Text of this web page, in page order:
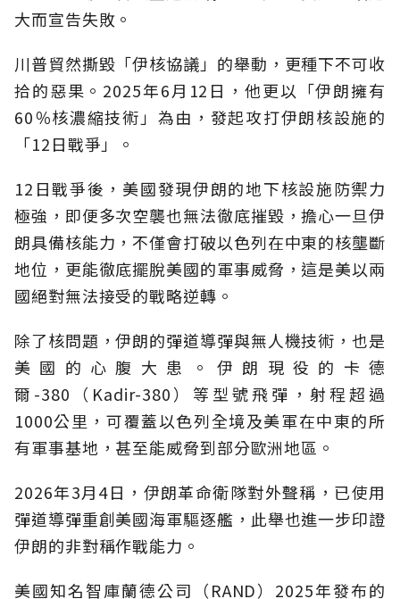
大而宣告失敗。
川普貿然撕毀「伊核協議」的舉動，更種下不可收
拾的惡果。2025年6月12日，他更以「伊朗擁有
60％核濃縮技術」為由，發起攻打伊朗核設施的
「12日戰爭」。
12日戰爭後，美國發現伊朗的地下核設施防禦力
極強，即便多次空襲也無法徹底摧毀，擔心一旦伊
朗具備核能力，不僅會打破以色列在中東的核壟斷
地位，更能徹底擺脫美國的軍事威脅，這是美以兩
國絕對無法接受的戰略逆轉。
除了核問題，伊朗的彈道導彈與無人機技術，也是
美國的心腹大患。伊朗現役的卡德
爾-380（Kadir-380）等型號飛彈，射程超過
1000公里，可覆蓋以色列全境及美軍在中東的所
有軍事基地，甚至能威脅到部分歐洲地區。
2026年3月4日，伊朗革命衛隊對外聲稱，已使用
彈道導彈重創美國海軍驅逐艦，此舉也進一步印證
伊朗的非對稱作戰能力。
美國知名智庫蘭德公司（RAND）2025年發布的